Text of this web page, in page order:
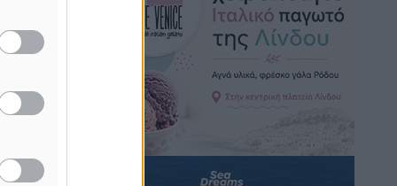
Κικίλιας: Μειώθηκαν κατά 34% οι
μεταναστευτικές ροές στα θαλάσσια
σύνορα
• πριν 11 ώρες
Κως: Γερμανός τουρίστας κέρδισε
αποζημίωση 900 ευρώ επειδή δεν